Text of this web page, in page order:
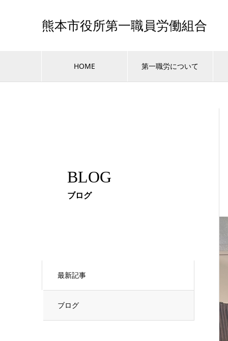
熊本市役所第一職員労働組合
HOME 第一職労について
BLOG
ブログ
最新記事
ブログ